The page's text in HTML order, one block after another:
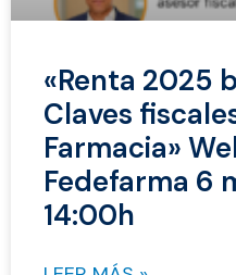
«Renta 2025
Claves
Farmacia»
Fedefarma 6
14:00h